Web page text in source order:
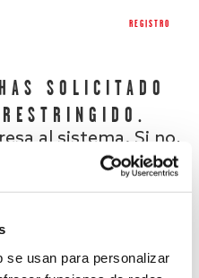
se usan para personalizar
REGISTRO
SOLICITADO
al sistema. Si no,